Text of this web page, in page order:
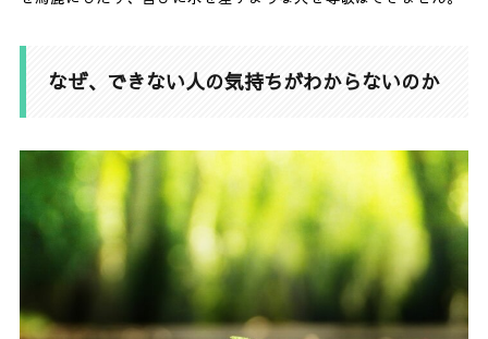
なぜ、できない人の気持ちがわからないのか